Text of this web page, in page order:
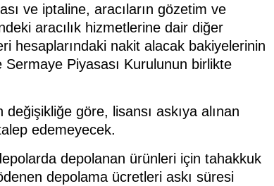
ve iptaline, aracıların gözetim ve
aracılık hizmetlerine dair diğer
hesaplarındaki nakit alacak bakiyelerinin
Sermaye Piyasası Kurulunun birlikte
göre, lisansı askıya alınan
edemeyecek.
depolanan ürünleri için tahakkuk
depolama ücretleri askı süresi